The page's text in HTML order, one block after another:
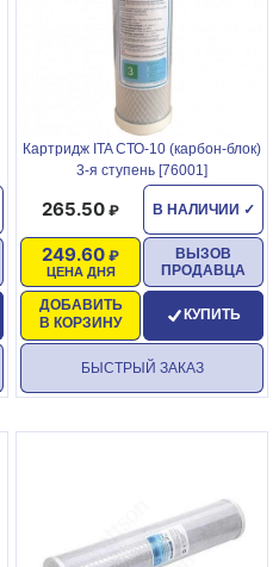
Картридж ITA СТО-10 (карбон-блок)
3-я ступень [76001]
В НАЛИЧИИ ✓
265.50
ЦЕНА ДНЯ
249.60
ДОБАВИТЬ
В КОРЗИНУ
ВЫЗОВ
ПРОДАВЦА
КУПИТЬ
БЫСТРЫЙ ЗАКАЗ